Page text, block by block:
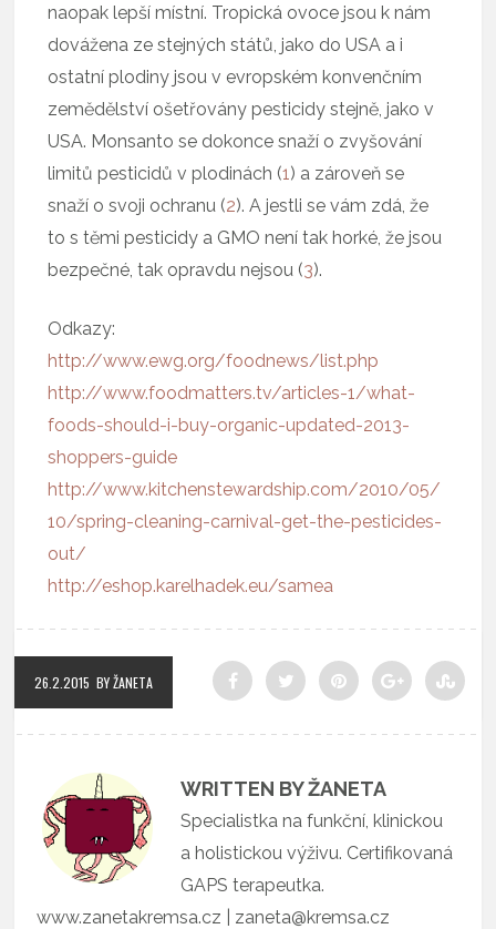
naopak lepší místní. Tropická ovoce jsou k nám
dovážena ze stejných států, jako do USA a i
ostatní plodiny jsou v evropském konvenčním
zemědělství ošetřovány pesticidy stejně, jako v
USA. Monsanto se dokonce snaží o zvyšování
limitů pesticidů v plodinách (1) a zároveň se
snaží o svoji ochranu (2). A jestli se vám zdá, že
to s těmi pesticidy a GMO není tak horké, že jsou
bezpečné, tak opravdu nejsou (3).
Odkazy:
http://www.ewg.org/foodnews/list.php
http://www.foodmatters.tv/articles-1/what-
foods-should-i-buy-organic-updated-2013-
shoppers-guide
http://www.kitchenstewardship.com/2010/05/
10/spring-cleaning-carnival-get-the-pesticides-
out/
http://eshop.karelhadek.eu/samea
26.2.2015 BY ŽANETA
WRITTEN BY ŽANETA
Specialistka na funkční, klinickou
a holistickou výživu. Certifikovaná
GAPS terapeutka.
www.zanetakremsa.cz | zaneta@kremsa.cz